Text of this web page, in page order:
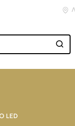
LED